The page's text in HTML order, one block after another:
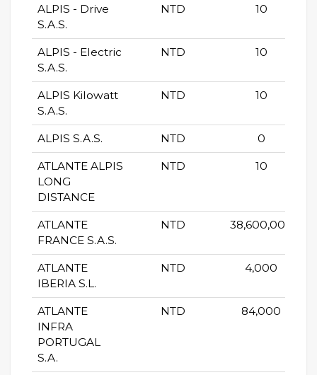
ALPIS - Drive
S.A.S.
NTD 10
ALPIS - Electric
S.A.S.
NTD 10
ALPIS Kilowatt
S.A.S.
NTD 10
ALPIS S.A.S. NTD 0
ATLANTE ALPIS
LONG
DISTANCE
NTD 10
ATLANTE
FRANCE S.A.S.
NTD 38,600,000
ATLANTE
IBERIA S.L.
NTD 4,000
ATLANTE
INFRA
PORTUGAL
S.A.
NTD 84,000